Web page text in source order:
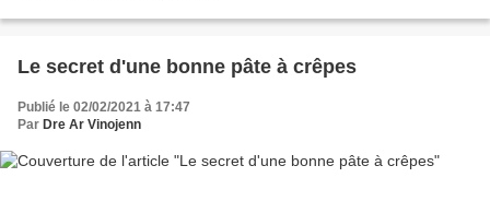
Le secret d'une bonne pâte à crêpes
Publié le 02/02/2021 à 17:47
Par Dre Ar Vinojenn